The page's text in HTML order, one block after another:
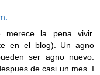
merece la pena vivir.
en el blog). Un agno
ser agno nuevo.
de casi un mes. I